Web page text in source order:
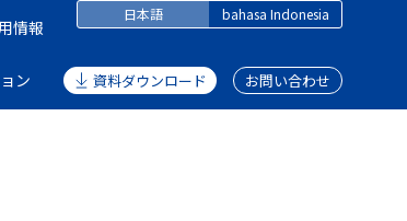
情報
日本語 bahasa Indonesia
ン 資料ダウンロード お問い合わせ